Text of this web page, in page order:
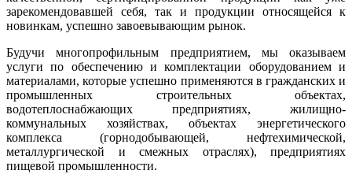
зарекомендовавшей себя, так и продукции относящейся к
новинкам, успешно завоевывающим рынок.
Будучи многопрофильным предприятием, мы оказываем
услуги по обеспечению и комплектации оборудованием и
материалами, которые успешно применяются в гражданских и
промышленных строительных объектах,
водотеплоснабжающих предприятиях, жилищно-
коммунальных хозяйствах, объектах энергетического
комплекса (горнодобывающей, нефтехимической,
металлургической и смежных отраслях), предприятиях
пищевой промышленности.